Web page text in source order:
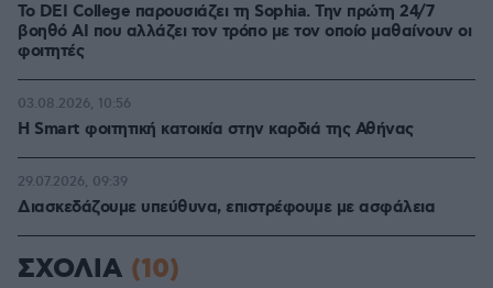
Το DEI College παρουσιάζει τη Sophia. Την πρώτη 24/7
βοηθό AI που αλλάζει τον τρόπο με τον οποίο μαθαίνουν οι
φοιτητές
Η Smart φοιτητική κατοικία στην καρδιά της Αθήνας
03.08.2026, 10:56
Διασκεδάζουμε υπεύθυνα, επιστρέφουμε με ασφάλεια
29.07.2026, 09:39
ΣΧΟΛΙΑ (10)